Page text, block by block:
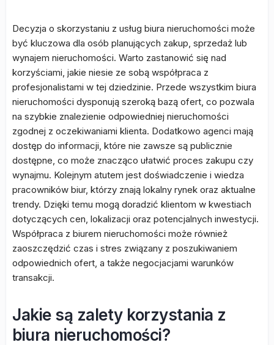
Decyzja o skorzystaniu z usług biura nieruchomości może
być kluczowa dla osób planujących zakup, sprzedaż lub
wynajem nieruchomości. Warto zastanowić się nad
korzyściami, jakie niesie ze sobą współpraca z
profesjonalistami w tej dziedzinie. Przede wszystkim biura
nieruchomości dysponują szeroką bazą ofert, co pozwala
na szybkie znalezienie odpowiedniej nieruchomości
zgodnej z oczekiwaniami klienta. Dodatkowo agenci mają
dostęp do informacji, które nie zawsze są publicznie
dostępne, co może znacząco ułatwić proces zakupu czy
wynajmu. Kolejnym atutem jest doświadczenie i wiedza
pracowników biur, którzy znają lokalny rynek oraz aktualne
trendy. Dzięki temu mogą doradzić klientom w kwestiach
dotyczących cen, lokalizacji oraz potencjalnych inwestycji.
Współpraca z biurem nieruchomości może również
zaoszczędzić czas i stres związany z poszukiwaniem
odpowiednich ofert, a także negocjacjami warunków
transakcji.
Jakie są zalety korzystania z
biura nieruchomości?